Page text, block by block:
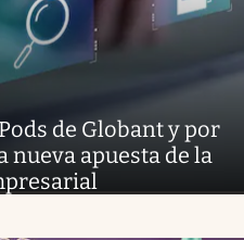
de Globant y por
apuesta de la